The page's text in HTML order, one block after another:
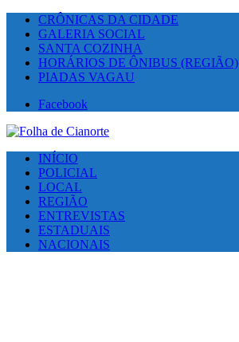
CRÔNICAS DA CIDADE
GALERIA SOCIAL
SANTA COZINHA
HORÁRIOS DE ÔNIBUS (REGIÃO)
PIADAS VAGAU
Facebook
INÍCIO
POLICIAL
LOCAL
REGIÃO
ENTREVISTAS
ESTADUAIS
NACIONAIS